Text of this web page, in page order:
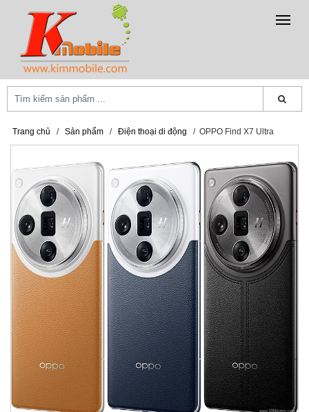
Trang chủ / Sản phẩm / Điện thoại di động / OPPO Find X7 Ultra